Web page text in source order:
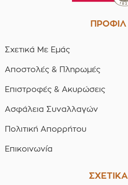
ΠΡΟΦΙΛ
Σχετικά Με Εμάς
Αποστολές & Πληρωμές
Επιστροφές & Ακυρώσεις
Ασφάλεια Συναλλαγών
Πολιτική Απορρήτου
Επικοινωνία
ΣΧΕΤΙΚΑ